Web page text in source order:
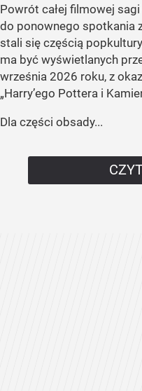
Powrót całej filmowej
do ponownego spotkania
stali się częścią
ma być wyświetlanych
września 2026 roku, z
„Harry’ego Pottera i
Dla części obsady...